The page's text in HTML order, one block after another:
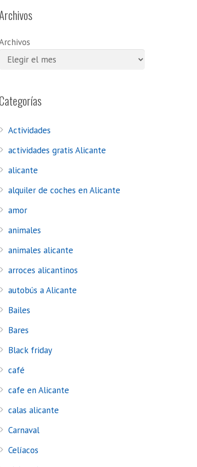
Archivos
Categorías
Actividades
actividades gratis Alicante
alicante
alquiler de coches en Alicante
amor
animales
animales alicante
arroces alicantinos
autobús a Alicante
Bailes
Bares
Black friday
café
cafe en Alicante
calas alicante
Carnaval
Celíacos